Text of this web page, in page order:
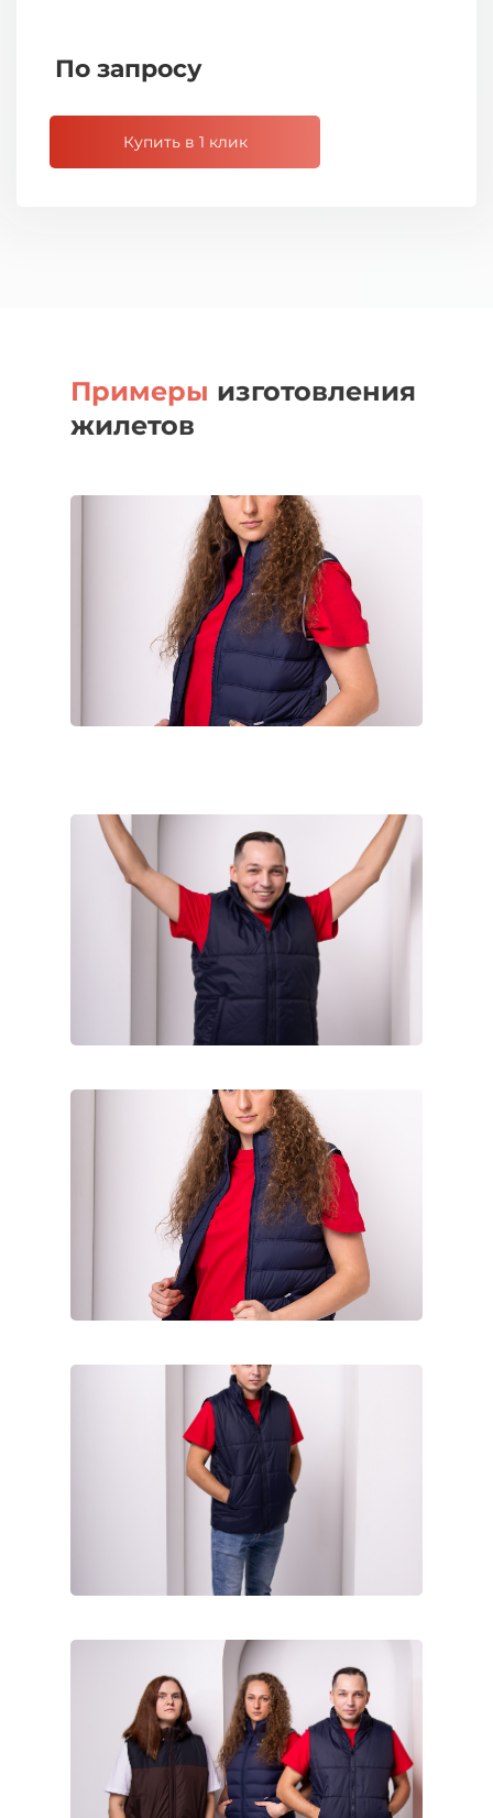
По запросу
Купить в 1 клик
Примеры изготовления
жилетов